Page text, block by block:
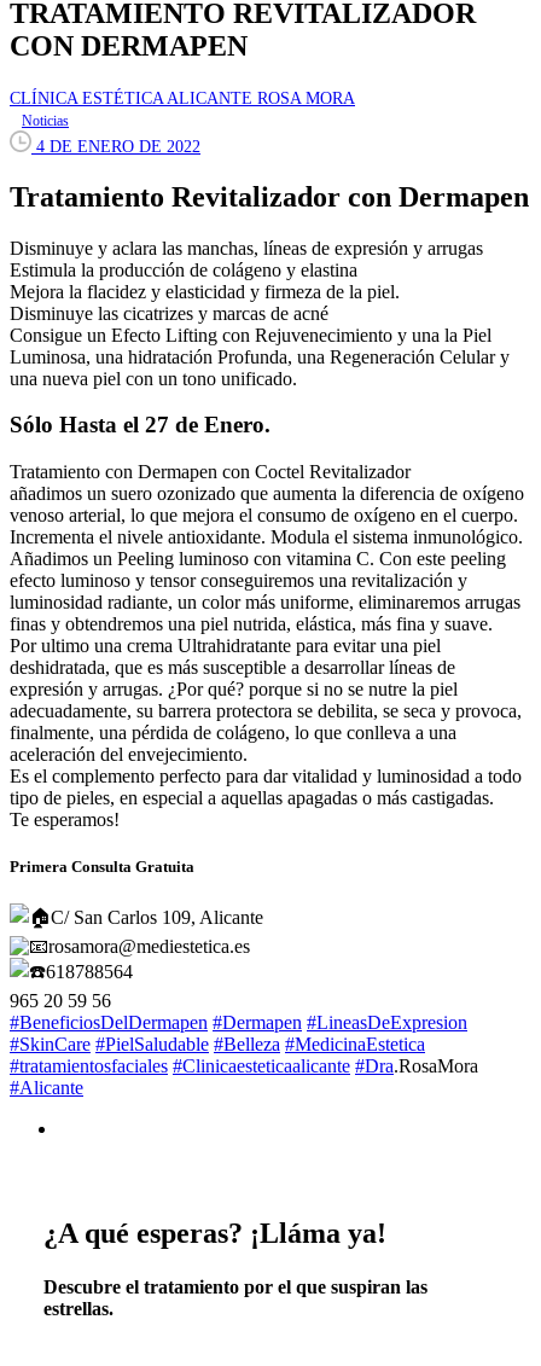
TRATAMIENTO REVITALIZADOR
CON DERMAPEN
CLÍNICA ESTÉTICA ALICANTE ROSA MORA
Noticias
4 DE ENERO DE 2022
Tratamiento Revitalizador con Dermapen
Disminuye y aclara las manchas, líneas de expresión y arrugas
Estimula la producción de colágeno y elastina
Mejora la flacidez y elasticidad y firmeza de la piel.
Disminuye las cicatrizes y marcas de acné
Consigue un Efecto Lifting con Rejuvenecimiento y una la Piel
Luminosa, una hidratación Profunda, una Regeneración Celular y
una nueva piel con un tono unificado.
Sólo Hasta el 27 de Enero.
Tratamiento con Dermapen con Coctel Revitalizador
añadimos un suero ozonizado que aumenta la diferencia de oxígeno
venoso arterial, lo que mejora el consumo de oxígeno en el cuerpo.
Incrementa el nivele antioxidante. Modula el sistema inmunológico.
Añadimos un Peeling luminoso con vitamina C. Con este peeling
efecto luminoso y tensor conseguiremos una revitalización y
luminosidad radiante, un color más uniforme, eliminaremos arrugas
finas y obtendremos una piel nutrida, elástica, más fina y suave.
Por ultimo una crema Ultrahidratante para evitar una piel
deshidratada, que es más susceptible a desarrollar líneas de
expresión y arrugas. ¿Por qué? porque si no se nutre la piel
adecuadamente, su barrera protectora se debilita, se seca y provoca,
finalmente, una pérdida de colágeno, lo que conlleva a una
aceleración del envejecimiento.
Es el complemento perfecto para dar vitalidad y luminosidad a todo
tipo de pieles, en especial a aquellas apagadas o más castigadas.
Te esperamos!
Primera Consulta Gratuita
C/ San Carlos 109, Alicante
rosamora@mediestetica.es
618788564
965 20 59 56
#BeneficiosDelDermapen #Dermapen #LineasDeExpresion
#SkinCare #PielSaludable #Belleza #MedicinaEstetica
#tratamientosfaciales #Clinicaesteticaalicante #Dra.RosaMora
#Alicante
¿A qué esperas? ¡Lláma ya!
Descubre el tratamiento por el que suspiran las
estrellas.